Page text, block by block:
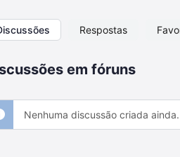
Respostas
em fóruns
Nenhuma discussão criada ainda.